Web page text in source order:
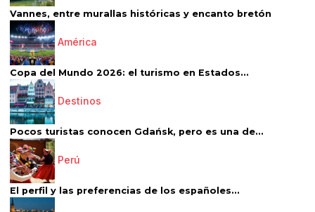
Vannes, entre murallas históricas y encanto bretón
América
Copa del Mundo 2026: el turismo en Estados...
Destinos
Pocos turistas conocen Gdańsk, pero es una de...
Perú
El perfil y las preferencias de los españoles...